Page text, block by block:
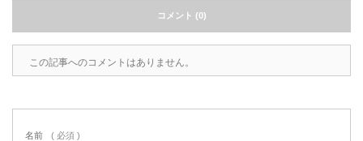
コメント (0)
この記事へのコメントはありません。
名前 ( 必須 )